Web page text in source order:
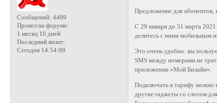
Сообщений: 4409
Провел на форуме:
1 месяц 10 дней
Последний визит:
Сегодня 14:54:09
Предложение для
С 29 января до 31 марта
делитесь с ними мобильным
Это очень удобно: вы
SMS между номерами не
приложении «Мой Билайн».
Подключать к тарифу можно
другие гаджеты со слотом